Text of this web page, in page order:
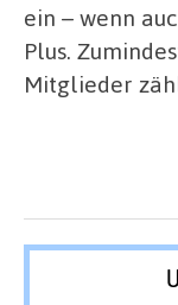
ein – wenn
Plus.
Mitglieder